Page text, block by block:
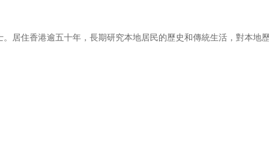
居住香港逾五十年，長期研究本地居民的歷史和傳統生活，對本地